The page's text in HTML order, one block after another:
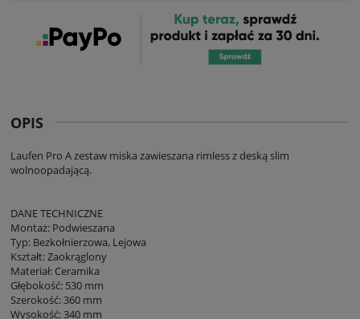
OPIS
Laufen Pro A zestaw miska zawieszana rimless z deską slim
wolnoopadającą.
DANE TECHNICZNE
Montaż: Podwieszana
Typ: Bezkołnierzowa, Lejowa
Kształt: Zaokrąglony
Materiał: Ceramika
Głębokość: 530 mm
Szerokość: 360 mm
Wysokość: 340 mm